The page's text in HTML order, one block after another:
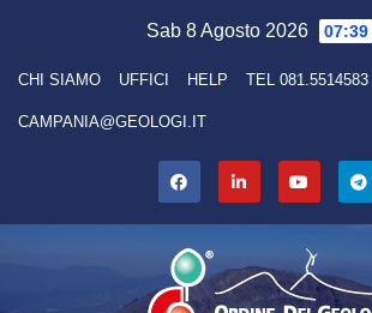
content
Sab 8 Agosto 2026 07:39
CHI SIAMO UFFICI HELP TEL 081.5514583
CAMPANIA@GEOLOGI.IT